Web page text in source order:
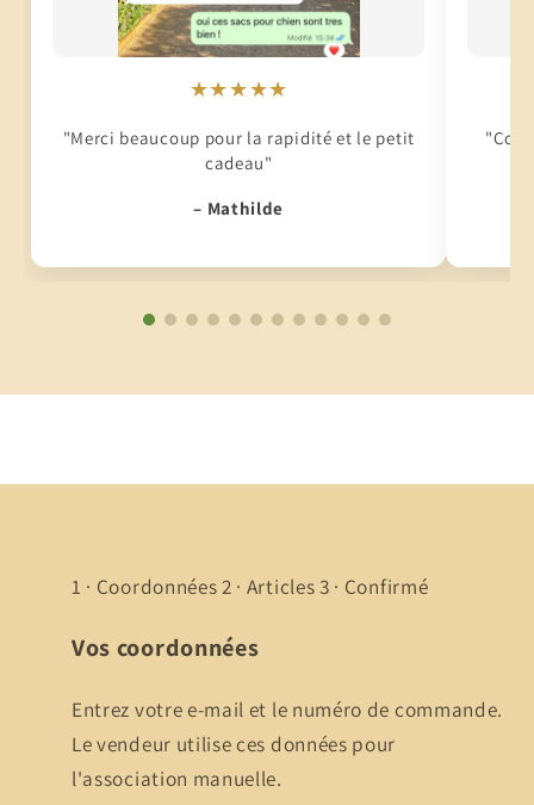
★★★★★
"Merci beaucoup pour la rapidité et le petit
cadeau"
– Mathilde